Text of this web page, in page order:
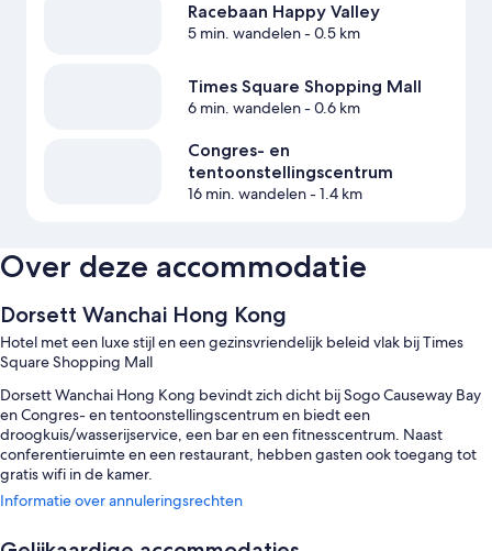
Racebaan Happy Valley
5 min. wandelen- 0.5 km
Times Square Shopping Mall
6 min. wandelen- 0.6 km
Congres- en
tentoonstellingscentrum
16 min. wandelen- 1.4 km
Over deze accommodatie
Dorsett Wanchai Hong Kong
Hotel met een luxe stijl en een gezinsvriendelijk beleid vlak bij Times
Square Shopping Mall
Dorsett Wanchai Hong Kong bevindt zich dicht bij Sogo Causeway Bay
en Congres- en tentoonstellingscentrum en biedt een
droogkuis/wasserijservice, een bar en een fitnesscentrum. Naast
conferentieruimte en een restaurant, hebben gasten ook toegang tot
gratis wifi in de kamer.
Tijdens je verblijf geniet je ook van:
Een ontbijtbuffet (toeslag), gratis lokale shuttleservice en snelle
Informatie over annuleringsrechten